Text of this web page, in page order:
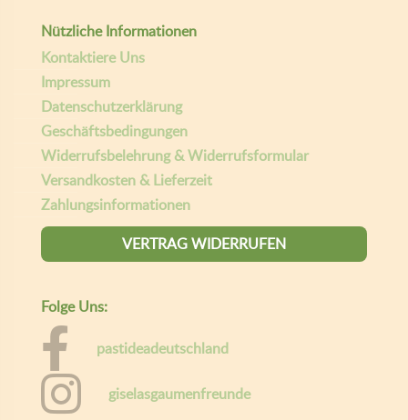
Nützliche Informationen
Kontaktiere Uns
Impressum
Datenschutzerklärung
Geschäftsbedingungen
Widerrufsbelehrung & Widerrufsformular
Versandkosten & Lieferzeit
Zahlungsinformationen
VERTRAG WIDERRUFEN
Folge Uns:
pastideadeutschland
giselasgaumenfreunde